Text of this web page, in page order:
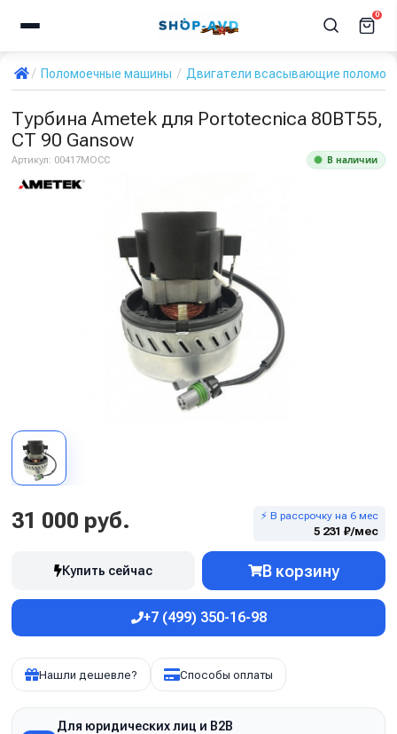
0
Поломоечные машины Двигатели всасывающие
Турбина Ametek для Portotecnica 80BT55,
CT 90 Gansow
Артикул: 00417MOCC В наличии
31 000 руб. ⚡ В рассрочку на 6 мес
5 231 ₽/мес
Купить сейчас В корзину
+7 (499) 350-16-98
Нашли дешевле? Способы оплаты
Для юридических лиц и B2B